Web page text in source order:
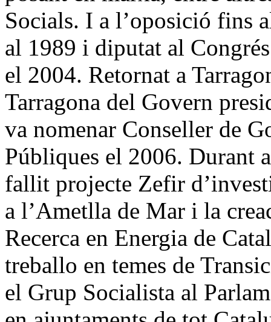
Socials. I a l’oposició fins
al 1989 i diputat al
el 2004. Retornat a
Tarragona del Govern
va nomenar Conseller de
Públiques el 2006. Durant
fallit projecte Zefir
a l’Ametlla de Mar i la
Recerca en Energia de
treballo en temes de
el Grup Socialista al